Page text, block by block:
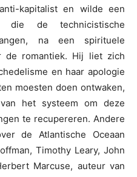
kapitalist en wilde een
die de technicistische
na een spirituele
de romantiek. Hij liet zich
en haar apologie
moesten doen ontwaken,
het systeem om deze
te recupereren. Andere
de Atlantische Oceaan
Timothy Leary, John
Marcuse, auteur van